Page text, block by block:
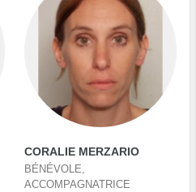
CORALIE MERZARIO
BÉNÉVOLE,
ACCOMPAGNATRICE